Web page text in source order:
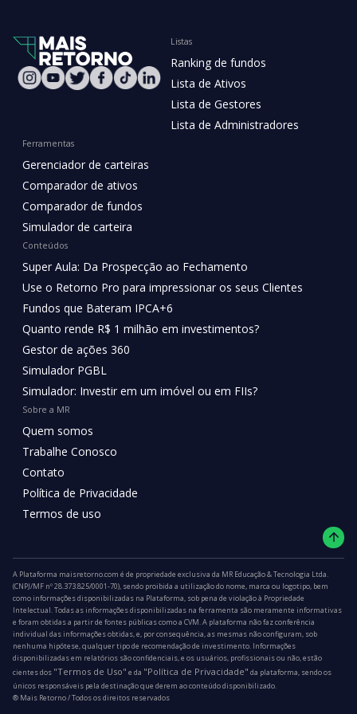
Listas
Ranking de fundos
Lista de Ativos
Lista de Gestores
Lista de Administradores
Ferramentas
Gerenciador de carteiras
Comparador de ativos
Comparador de fundos
Simulador de carteira
Conteúdos
Super Aula: Da Prospecção ao Fechamento
Use o Retorno Pro para impressionar os seus Clientes
Fundos que Bateram IPCA+6
Quanto rende R$ 1 milhão em investimentos?
Gestor de ações 360
Simulador PGBL
Simulador: Investir em um imóvel ou em FIIs?
Sobre a MR
Quem somos
Trabalhe Conosco
Contato
Política de Privacidade
Termos de uso
A Plataforma maisretorno.com é de propriedade exclusiva da MR Educação & Tecnologia Ltda.
(CNPJ/MF nº 28.373.825/0001-70), sendo proibida a utilização do nome, marca ou logotipo, bem
como informações disponibilizadas na Plataforma, sob pena de violação à Propriedade
Intelectual. Todas as informações disponibilizadas na ferramenta são meramente informativas
e foram obtidas a partir de fontes públicas como a CVM. A plataforma não faz conferência
individual das informações obtidas, e, por consequência, as mesmas não configuram, sob
nenhuma hipótese, qualquer tipo de recomendação de investimento. Informações
disponibilizadas em relatórios são confidenciais, e os usuários, profissionais ou não, estão
cientes dos "Termos de Uso" e da "Política de Privacidade" da plataforma, sendo os
únicos responsáveis pela destinação que derem ao conteúdo disponibilizado.
®️ Mais Retorno / Todos os direitos reservados